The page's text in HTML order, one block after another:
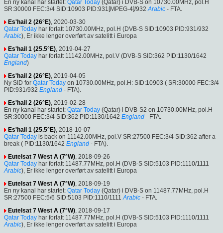
En ny kanal har startet: Qatar Today (Qatar) i DVB-S on 10730.00MHz, pol.H
SR:30000 FEC:3/4 SID:10903 PID:931[MPEG-4]/932 Arabic - FTA.
Es'hail 2 (26°E) , 2020-03-30
Qatar Today har forlatt 10730.00MHz, pol.H (DVB-S SID:10903 PID:931/932
Arabic), Er ikke lenger overført av satelitt i Europa
Es'hail 1 (25.5°E) , 2019-04-27
Qatar Today har forlatt 11142.00MHz, pol.V (DVB-S SID:362 PID:1130/1642
England)
Es'hail 2 (26°E) , 2019-04-05
Ny SID for Qatar Today on 10730.00MHz, pol.H: SID:10903 ( SR:30000 FEC:3/4
PID:931/932 England - FTA).
Es'hail 2 (26°E) , 2019-02-28
En ny kanal har startet: Qatar Today (Qatar) i DVB-S2 on 10730.00MHz, pol.H
SR:30000 FEC:3/4 SID:362 PID:1130/1642 England - FTA.
Es'hail 1 (25.5°E) , 2018-10-07
Qatar Today is back on 11142.00MHz, pol.V SR:27500 FEC:3/4 SID:362 after a
break ( PID:1130/1642 England - FTA).
Eutelsat 7 West A (7°W) , 2018-09-26
Qatar Today har forlatt 11487.77MHz, pol.H (DVB-S SID:5103 PID:1110/1111
Arabic), Er ikke lenger overført av satelitt i Europa
Eutelsat 7 West A (7°W) , 2018-09-19
En ny kanal har startet: Qatar Today (Qatar) i DVB-S on 11487.77MHz, pol.H
SR:27500 FEC:5/6 SID:5103 PID:1110/1111 Arabic - FTA.
Eutelsat 7 West A (7°W) , 2018-09-17
Qatar Today har forlatt 11487.77MHz, pol.H (DVB-S SID:5103 PID:1110/1111
Arabic), Er ikke lenger overført av satelitt i Europa